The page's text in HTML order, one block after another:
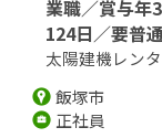
業職／賞与年
124日／要普
太陽建機レン
飯塚市
正社員